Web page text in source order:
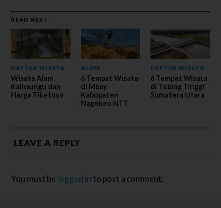
READ NEXT →
DAFTAR WISATA
Wisata Alam
Kaliwungu dan
Harga Tiketnya
ALAM
6 Tempat Wisata
di Mbay
Kabupaten
Nagekeo NTT
DAFTAR WISATA
6 Tempat Wisata
di Tebing Tinggi
Sumatera Utara
LEAVE A REPLY
You must be logged in to post a comment.